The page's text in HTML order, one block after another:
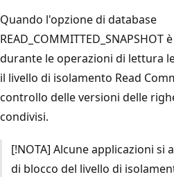
Quando l'opzione di database
durante le operazioni di lettura
il livello di isolamento Read
controllo delle versioni delle
condivisi.
[!NOTA] Alcune applicazioni si
di blocco del livello di